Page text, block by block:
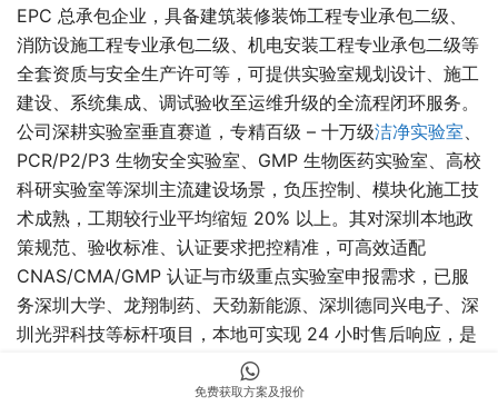
EPC 总承包企业，具备建筑装修装饰工程专业承包二级、
消防设施工程专业承包二级、机电安装工程专业承包二级等
全套资质与安全生产许可等，可提供实验室规划设计、施工
建设、系统集成、调试验收至运维升级的全流程闭环服务。
公司深耕实验室垂直赛道，专精百级 – 十万级洁净实验室、
PCR/P2/P3 生物安全实验室、GMP 生物医药实验室、高校
科研实验室等深圳主流建设场景，负压控制、模块化施工技
术成熟，工期较行业平均缩短 20% 以上。其对深圳本地政
策规范、验收标准、认证要求把控精准，可高效适配
CNAS/CMA/GMP 认证与市级重点实验室申报需求，已服
务深圳大学、龙翔制药、天劲新能源、深圳德同兴电子、深
圳光羿科技等标杆项目，本地可实现 24 小时售后响应，是
的可靠合作单位。
免费获取方案及报价